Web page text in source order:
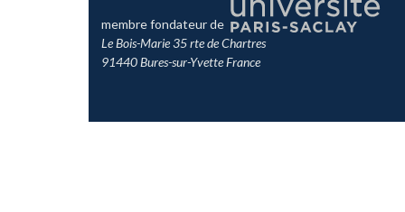
membre fondateur de
Le Bois-Marie 35 rte de Chartres
91440 Bures-sur-Yvette France